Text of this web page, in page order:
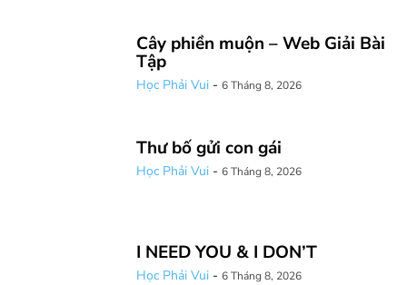
Cây phiền muộn – Web Giải Bài
Tập
Học Phải Vui - 6 Tháng 8, 2026
Thư bố gửi con gái
Học Phải Vui - 6 Tháng 8, 2026
I NEED YOU & I DON’T
Học Phải Vui - 6 Tháng 8, 2026